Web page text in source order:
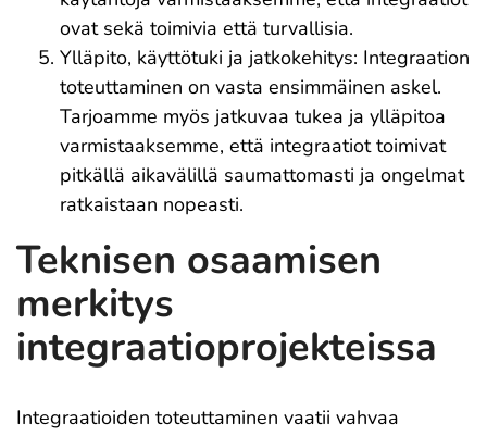
ovat sekä toimivia että turvallisia.
Ylläpito, käyttötuki ja jatkokehitys: Integraation
toteuttaminen on vasta ensimmäinen askel.
Tarjoamme myös jatkuvaa tukea ja ylläpitoa
varmistaaksemme, että integraatiot toimivat
pitkällä aikavälillä saumattomasti ja ongelmat
ratkaistaan nopeasti.
Teknisen osaamisen
merkitys
integraatioprojekteissa
Integraatioiden toteuttaminen vaatii vahvaa